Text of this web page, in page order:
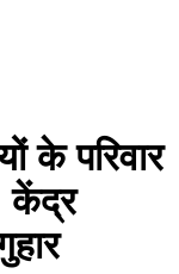
के परिवार
केंद्र